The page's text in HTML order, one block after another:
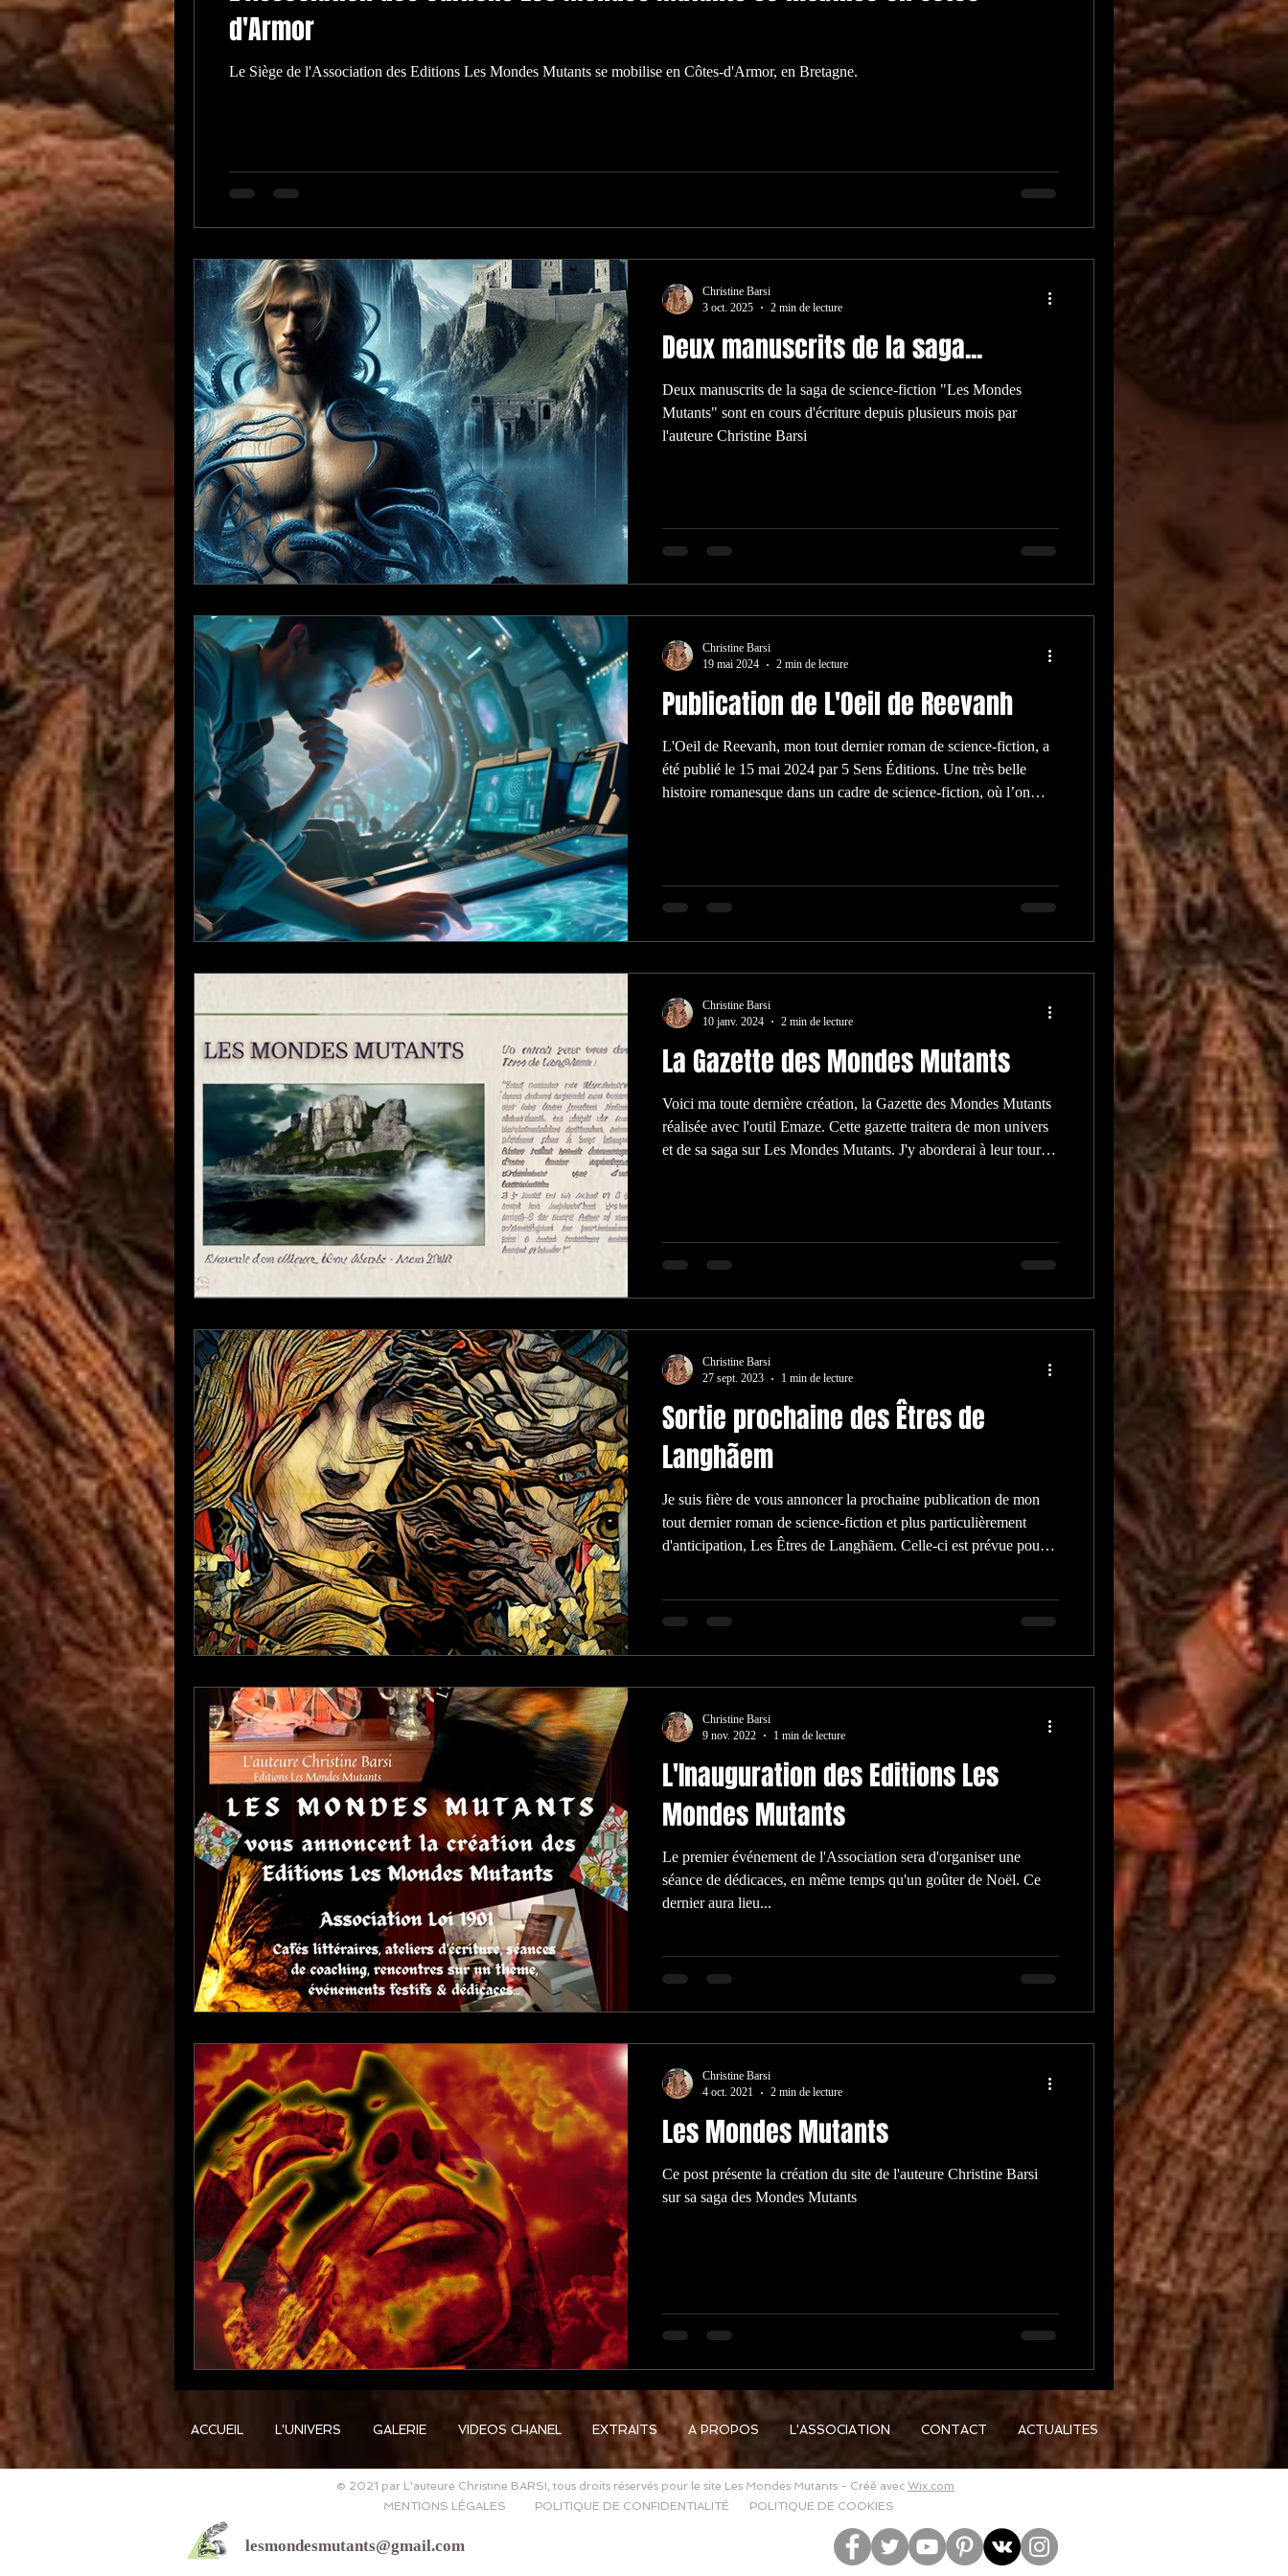
d'Armor
Le Siège de l'Association des Editions Les Mondes Mutants se mobilise en Côtes-d'Armor, en Bretagne.
Deux manuscrits de la saga...
Deux manuscrits de la saga de science-fiction "Les Mondes
Mutants" sont en cours d'écriture depuis plusieurs mois par
l'auteure Christine Barsi
Christine Barsi
3 oct. 2025
2 min de lecture
Publication de L'Oeil de Reevanh
L'Oeil de Reevanh, mon tout dernier roman de science-fiction, a
été publié le 15 mai 2024 par 5 Sens Éditions. Une très belle
histoire romanesque dans un cadre de science-fiction, où l’on
livre rejoint à son tour ma saga Les Mondes Mutants et vous offre
une fiction quelque peu divergente de
Christine Barsi
19 mai 2024
2 min de lecture
La Gazette des Mondes Mutants
Voici ma toute dernière création, la Gazette des Mondes Mutants
réalisée avec l'outil Emaze. Cette gazette traitera de mon univers
et de sa saga sur Les Mondes Mutants. J'y aborderai à leur tour
mon univers littéraire et artistique, en marge des normes bien
pensantes. Souvenir d'un ailleurs, 6è
Christine Barsi
10 janv. 2024
2 min de lecture
Sortie prochaine des Êtres de
Langhãem
Je suis fière de vous annoncer la prochaine publication de mon
tout dernier roman de science-fiction et plus particulièrement
d'anticipation, Les Êtres de Langhãem. Celle-ci est prévue pour le
Pourquoi à cette période ? Pour laisser au temps, le temps de
amorcer, même avant SolAs, ce qui doit
Christine Barsi
27 sept. 2023
1 min de lecture
L'Inauguration des Editions Les
Mondes Mutants
Le premier événement de l'Association sera d'organiser une
séance de dédicaces, en même temps qu'un goûter de Noël. Ce
dernier aura lieu...
Christine Barsi
9 nov. 2022
1 min de lecture
Les Mondes Mutants
Ce post présente la création du site de l'auteure Christine Barsi
sur sa saga des Mondes Mutants
Christine Barsi
4 oct. 2021
2 min de lecture
ACCUEIL L'UNIVERS GALERIE VIDEOS CHANEL EXTRAITS A PROPOS L'ASSOCIATION CONTACT ACTUALITES
© 2021 par L'auteure Christine BARSI, tous droits réservés pour le site Les Mondes Mutants - Créé avec Wix.com
MENTIONS LÉGALES
POLITIQUE DE CONFIDENTIALITÉ POLITIQUE DE COOKIES
lesmondesmutants@gmail.com